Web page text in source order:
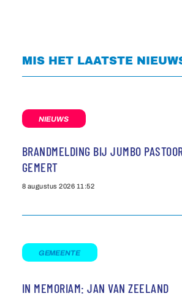
MIS HET LAATSTE
NIEUWS
BRANDMELDING BIJ JUMBO
GEMERT
8 augustus 2026 11:52
GEMEENTE
IN MEMORIAM: JAN VAN ZEELAND